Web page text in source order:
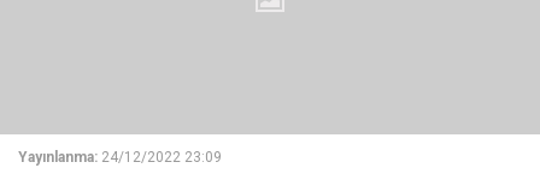
Yayınlanma: 24/12/2022 23:09